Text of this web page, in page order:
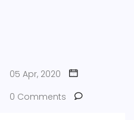
05 Apr, 2020
0 Comments